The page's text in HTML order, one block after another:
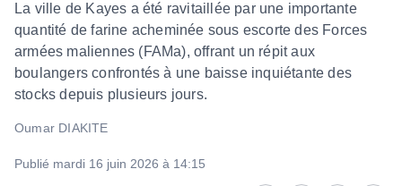
La ville de Kayes a été ravitaillée par une importante
quantité de farine acheminée sous escorte des Forces
armées maliennes (FAMa), offrant un répit aux
boulangers confrontés à une baisse inquiétante des
stocks depuis plusieurs jours.
Oumar DIAKITE
Publié mardi 16 juin 2026 à 14:15